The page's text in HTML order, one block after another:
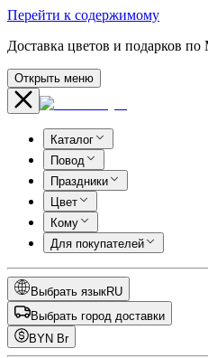
Перейти к содержимому
Доставка цветов и подарков
Открыть меню
Каталог
Повод
Праздники
Цвет
Кому
Для покупателей
Выбрать языкRU
Выбрать город доставки
BYN Br